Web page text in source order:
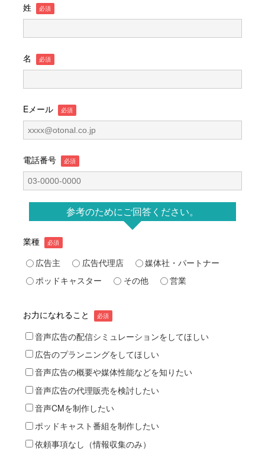
姓
名
Eメール
電話番号
参考のためにご回答ください。
業種
広告主
広告代理店
媒体社・パートナー
ポッドキャスター
その他 営業
お力になれること
音声広告の配信シミュレーションをしてほしい
広告のプランニングをしてほしい
音声広告の概要や媒体性能などを知りたい
音声広告の代理販売を検討したい
音声CMを制作したい
ポッドキャスト番組を制作したい
依頼事項なし（情報収集のみ）